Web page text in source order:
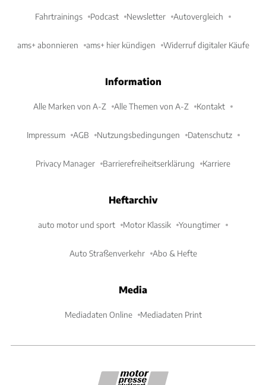
Fahrtrainings Podcast Newsletter Autovergleich
ams+ abonnieren ams+ hier kündigen Widerruf digitaler Käufe
Information
Alle Marken von A-Z Alle Themen von A-Z Kontakt
Impressum AGB Nutzungsbedingungen Datenschutz
Privacy Manager Barrierefreiheitserklärung Karriere
Heftarchiv
auto motor und sport Motor Klassik Youngtimer
Auto Straßenverkehr Abo & Hefte
Media
Mediadaten Online Mediadaten Print